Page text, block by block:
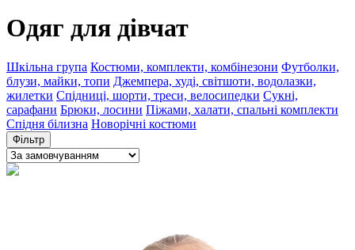
Одяг для дівчат
Шкільна група Костюми, комплекти, комбінезони Футболки,
блузи, майки, топи Джемпера, худі, світшоти, водолазки,
жилетки Спідниці, шорти, треси, велосипедки Сукні,
сарафани Брюки, лосини Піжами, халати, спальні комплекти
Спідня білизна Новорічні костюми
Фільтр